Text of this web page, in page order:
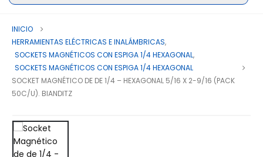
INICIO
HERRAMIENTAS ELÉCTRICAS E INALÁMBRICAS,
SOCKETS MAGNÉTICOS CON ESPIGA 1/4 HEXAGONAL,
SOCKETS MAGNÉTICOS CON ESPIGA 1/4 HEXAGONAL
SOCKET MAGNÉTICO DE DE 1/4 – HEXAGONAL 5/16 X 2-9/16 (PACK
50C/U). BIANDITZ